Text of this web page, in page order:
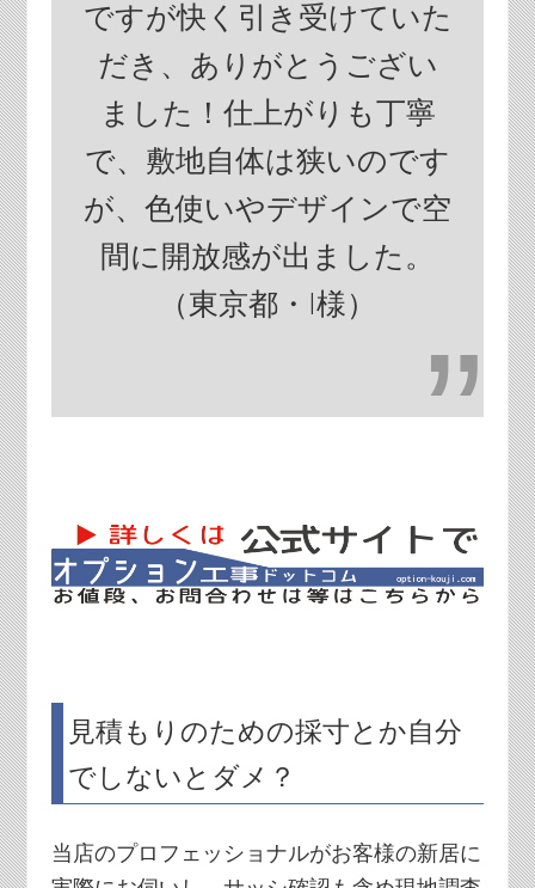
ですが快く引き受けていた
だき、ありがとうござい
ました！仕上がりも丁寧
で、敷地自体は狭いのです
が、色使いやデザインで空
間に開放感が出ました。
（東京都・I様）
見積もりのための採寸とか自分
でしないとダメ？
当店のプロフェッショナルがお客様の新居に